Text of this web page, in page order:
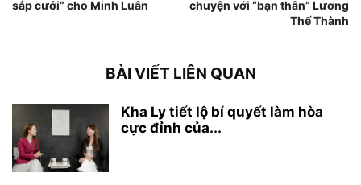
sắp cưới” cho Minh Luân
chuyện với “bạn thân” Lương
Thế Thành
BÀI VIẾT LIÊN QUAN
Kha Ly tiết lộ bí quyết làm hòa
cực đỉnh của...